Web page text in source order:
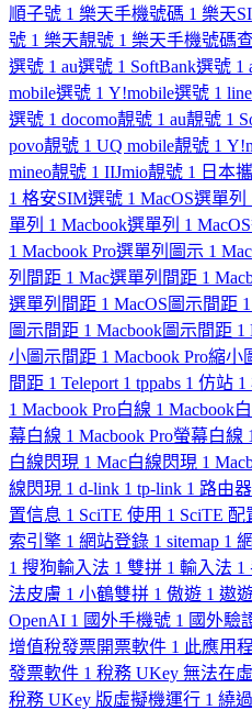
順子號 1 樂天手機號碼 1 樂天
號 1 樂天靚號 1 樂天手機號碼
選號 1 au選號 1 SoftBank選號 1
mobile選號 1 Y!mobile選號 1
選號 1 docomo靚號 1 au靚號 1
povo靚號 1 UQ mobile靚號 1
mineo靚號 1 IIJmio靚號 1 日本
1 格安SIM選號 1 MacOS選單列
單列 1 Macbook選單列 1
1 Macbook Pro選單列圖示 1
列間距 1 Mac選單列間距 1
選單列間距 1 MacOS圖示間距 1
圖示間距 1 Macbook圖示間距 1
小圖示間距 1 Macbook Pro縮小
間距 1 Teleport 1 tppabs 1 仿站 1
1 Macbook Pro白線 1 Macbook
幕白線 1 Macbook Pro螢幕白線 1
白線閃現 1 Mac白線閃現 1
線閃現 1 d-link 1 tp-link 1 路由器
置信息 1 SciTE 使用 1 SciTE 配
索引擎 1 網站登錄 1 sitemap 1
1 搜狗輸入法 1 雙拼 1 輸入法 1
法皮膚 1 小鶴雙拼 1 傲遊 1 遨
OpenAI 1 國外手機號 1 國外驗
增值稅發票開票軟件 1 此應用
發票軟件 1 稅務 UKey 無法在
稅務 UKey 版虛擬機運行 1 繞